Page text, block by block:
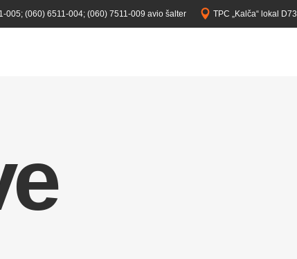
005; (060) 6511-004; (060) 7511-009 avio šalter TPC „Kalča“ lokal D73